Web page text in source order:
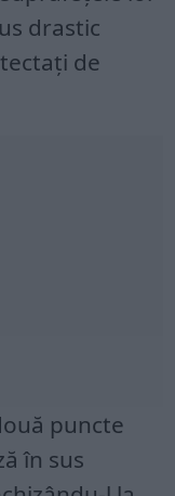
drastic
de
puncte
în sus